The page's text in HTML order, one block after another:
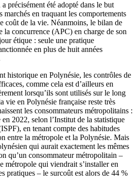
précisément été adopté dans le but
marchés en traquant les comportements
coût de la vie. Néanmoins, le bilan de
la concurrence (APC) en charge de son
étique : seule une pratique
en plus de huit années
historique en Polynésie, les contrôles de
comme cela est d’ailleurs en
lorsqu’ils sont utilisés sur le long
vie en Polynésie française reste très
les consommateurs métropolitains :
2022, selon l’Institut de la statistique
en tenant compte des habitudes
entre la métropole et la Polynésie. Mais
qui aurait exactement les mêmes
qu’un consommateur métropolitain –
métropole qui viendrait s’installer en
pratiques – le surcoût est alors de 44 %